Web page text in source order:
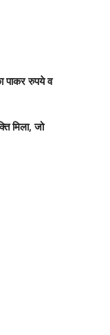
पाकर रुपये व
मिला, जो